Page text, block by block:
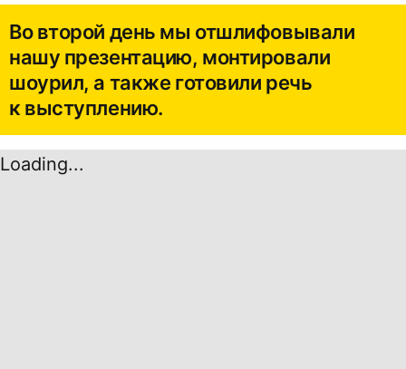
Во второй день мы отшлифовывали
нашу презентацию, монтировали
шоурил, а также готовили речь
к выступлению.
Loading...